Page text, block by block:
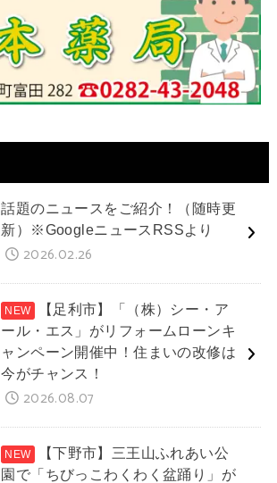
話題のニュースをご紹介！（随時更
新）※GoogleニュースRSSより
2026.02.26
【足利市】「（株）シー・ア
ール・エス」がリフォームローンキ
ャンペーン開催中！住まいの改修は
今がチャンス！
2026.08.07
【下野市】三王山ふれあい公
園で「ちびっこわくわく盆踊り」が